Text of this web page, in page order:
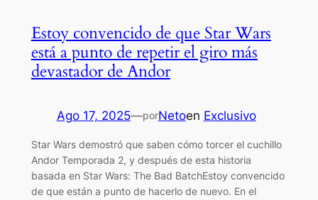
Estoy convencido de que Star Wars
está a punto de repetir el giro más
devastador de Andor
Ago 17, 2025—porNetoen Exclusivo
Star Wars demostró que saben cómo torcer el cuchillo
Andor Temporada 2, y después de esta historia
basada en Star Wars: The Bad BatchEstoy convencido
de que están a punto de hacerlo de nuevo. En el